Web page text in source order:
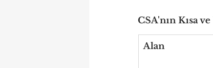
CSA'nın Kısa
Alan